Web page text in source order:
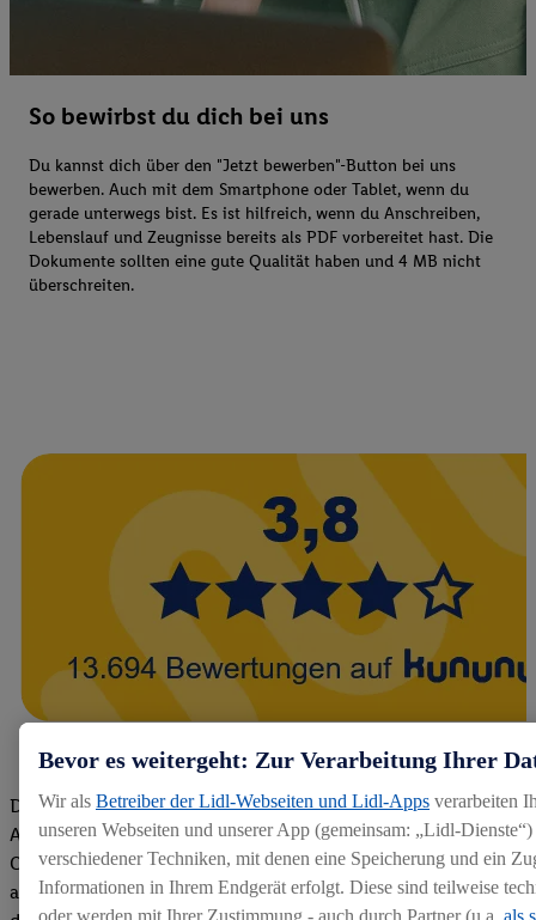
So bewirbst du dich bei uns
Du kannst dich über den "Jetzt bewerben"-Button bei uns
bewerben. Auch mit dem Smartphone oder Tablet, wenn du
gerade unterwegs bist. Es ist hilfreich, wenn du Anschreiben,
Lebenslauf und Zeugnisse bereits als PDF vorbereitet hast. Die
Dokumente sollten eine gute Qualität haben und 4 MB nicht
überschreiten.
Die Bewertungen von aktuellen und ehemaligen Mitarbeitern,
Azubis und externen Bewerbern haben uns zu einer Top
Company gemacht. Wir freuen uns über unseren guten Score
auf dem Arbeitgeber-Bewertungsportal kununu.Hier geht's zu
Bevor es weitergeht: Zur Verarbeitung Ihrer
Wir als Betreiber der Lidl-Webseiten und Lidl-Apps verarbeiten
unseren Webseiten und unserer App (gemeinsam: „Lidl-
verschiedener Techniken, mit denen eine Speicherung und ein
Informationen in Ihrem Endgerät erfolgt. Diese sind teilweise
oder werden mit Ihrer Zustimmung - auch durch Partner (u.a. als